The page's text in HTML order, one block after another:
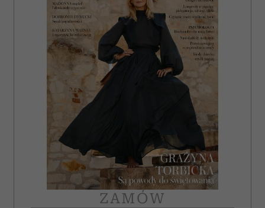
ZAMÓW